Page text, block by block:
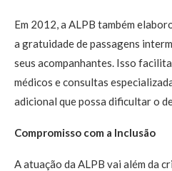
Em 2012, a ALPB também
a gratuidade de passagens
seus acompanhantes. Isso
médicos e consultas
adicional que possa dificultar o
Compromisso com a Inclusão
A atuação da ALPB vai além da